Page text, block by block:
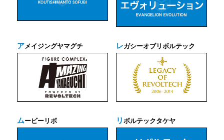
アメイジングヤマグチ レガシーオブリボルテック
ムービーリボ リ ボルテックタケヤ